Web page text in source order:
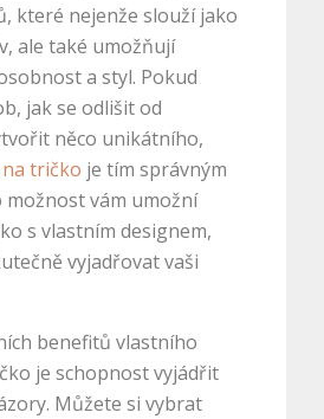
které nejenže slouží jako
ale také umožňují
a styl. Pokud
jak se odlišit od
něco unikátního,
tričko je tím správným
možnost vám umožní
s vlastním designem,
vyjadřovat vaši
benefitů vlastního
je schopnost vyjádřit
Můžete si vybrat